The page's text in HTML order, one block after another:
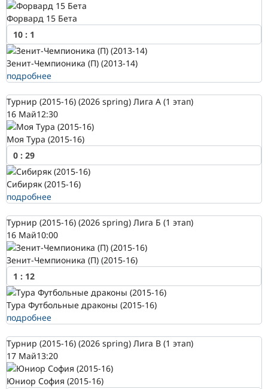
Форвард 15 Бета
10 : 1
Зенит-Чемпионика (П) (2013-14)
подробнее
Турнир (2015-16) (2026 spring) Лига А (1 этап)
16 Май12:30
Моя Тура (2015-16)
0 : 29
Сибиряк (2015-16)
подробнее
Турнир (2015-16) (2026 spring) Лига Б (1 этап)
16 Май10:00
Зенит-Чемпионика (П) (2015-16)
1 : 12
Тура Футбольные драконы (2015-16)
подробнее
Турнир (2015-16) (2026 spring) Лига В (1 этап)
17 Май13:20
Юниор София (2015-16)